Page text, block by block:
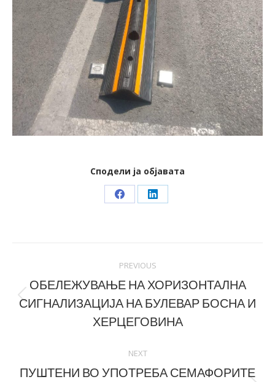
Сподели ја објавата
Share Share
navigation
PREVIOUS
Previous
post:
ОБЕЛЕЖУВАЊЕ НА ХОРИЗОНТАЛНА
СИГНАЛИЗАЦИЈА НА БУЛЕВАР БОСНА И
ХЕРЦЕГОВИНА
NEXT
ПУШТЕНИ ВО УПОТРЕБА СЕМАФОРИТЕ